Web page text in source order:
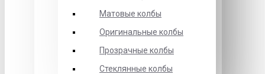
Матовые колбы
Оригинальные колбы
Прозрачные колбы
Стеклянные колбы